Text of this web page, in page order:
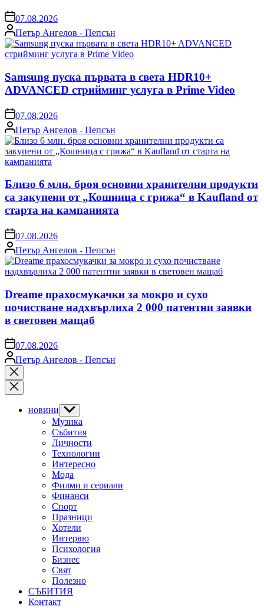
on07.08.2026
Posted
by
Петър Ангелов - Пепсън
Samsung пуска първата в света HDR10+
ADVANCED стрийминг услуга в Prime Video
on07.08.2026
Posted
by
Петър Ангелов - Пепсън
Близо 6 млн. броя основни хранителни продукти
са закупени от „Кошница с грижа“ в Kaufland от
старта на кампанията
on07.08.2026
Posted
by
Петър Ангелов - Пепсън
Dreame прахосмукачки за мокро и сухо
почистване надхвърлиха 2 000 патентни заявки
в световен мащаб
on07.08.2026
Posted
by
Петър Ангелов - Пепсън
Close
search
новини Show
sub
menu
Музика
Събития
Личности
Технологии
Интересно
Мода
Филми и сериали
Финанси
Спорт
Празници
Хотели
Интервю
Психология
Бизнес
Свят
Полезно
СЪБИТИЯ
Контакт